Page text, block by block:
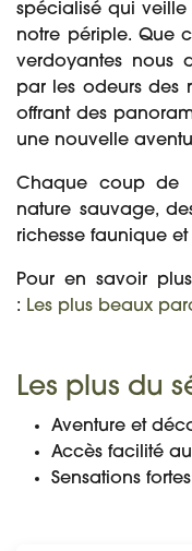
spécialisé qui
notre périple. Que
verdoyantes nous
par les odeurs des
offrant des
une nouvelle
Chaque coup de
nature sauvage,
richesse faunique
Pour en savoir
: Les plus beaux
Les plus du
Aventure et
Accès facilité
Sensations